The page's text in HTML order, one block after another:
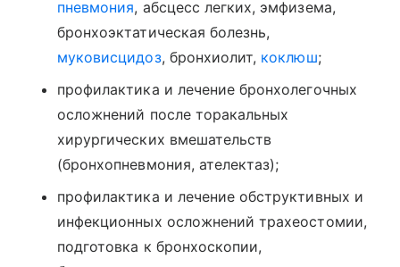
пневмония, абсцесс легких, эмфизема,
бронхоэктатическая болезнь,
муковисцидоз, бронхиолит, коклюш;
профилактика и лечение бронхолегочных
осложнений после торакальных
хирургических вмешательств
(бронхопневмония, ателектаз);
профилактика и лечение обструктивных и
инфекционных осложнений трахеостомии,
подготовка к бронхоскопии,